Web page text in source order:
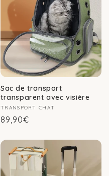
Sac de transport
transparent avec visière
Fournisseur :
TRANSPORT CHAT
Prix
89,90€